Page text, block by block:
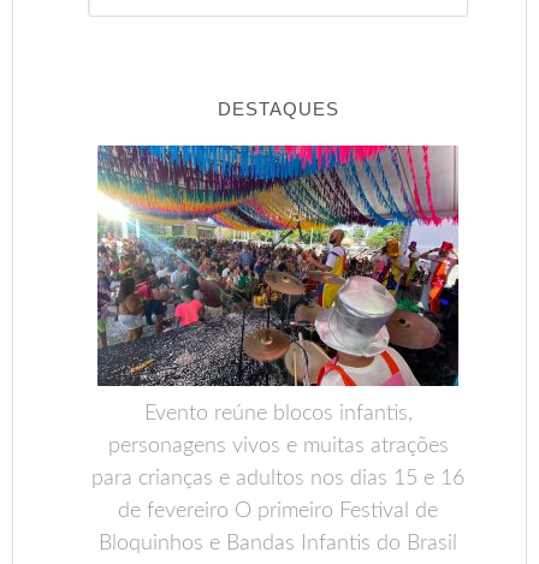
DESTAQUES
Evento reúne blocos infantis,
personagens vivos e muitas atrações
para crianças e adultos nos dias 15 e 16
de fevereiro O primeiro Festival de
Bloquinhos e Bandas Infantis do Brasil